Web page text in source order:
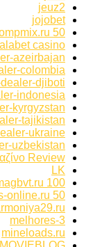
jeuz2
jojobet
50
lalabet casino
azeirbajan
colombia
dealer-djiboti
indonesia
kyrgyzstan
tajikistan
ukraine
uzbekistan
Review
LK
100
online.ru 50
melhores-3
mineloads.ru